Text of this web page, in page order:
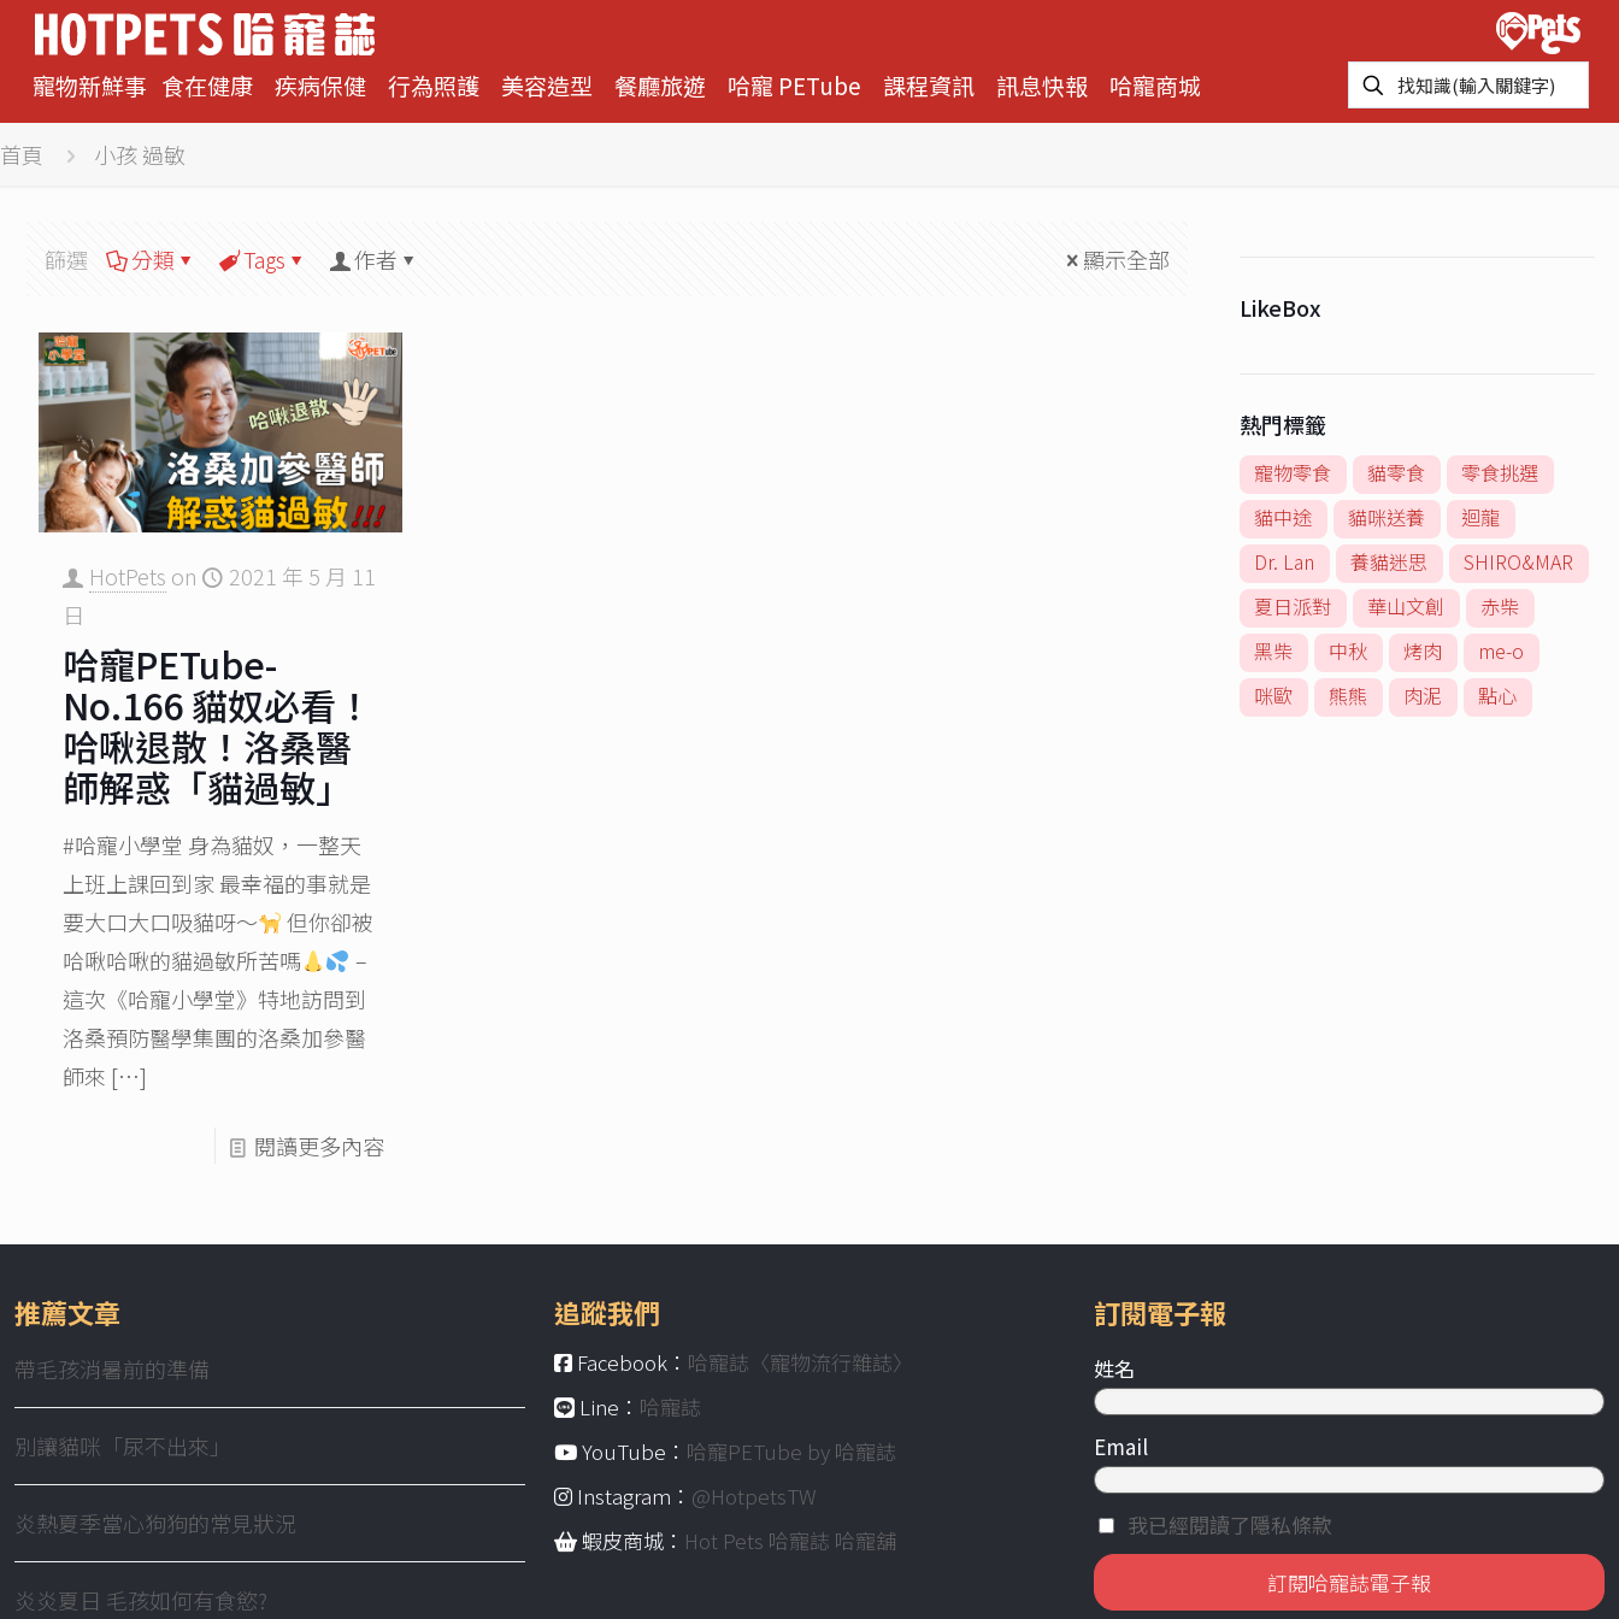
寵物新鮮事 食在健康 疾病保健 行為照護 美容造型 餐廳旅遊 哈寵 PETube 課程資訊 訊息快報 哈寵商城
首頁 小孩 過敏
篩選 分類 Tags 作者 顯示全部
HotPets on
2021 年 5 月 11
日
哈寵PETube-
No.166 貓奴必看！
哈啾退散！洛桑醫
師解惑「貓過敏」
#哈寵小學堂 身為貓奴，一整天
上班上課回到家 最幸福的事就是
要大口大口吸貓呀～
但你卻被
哈啾哈啾的貓過敏​所苦嗎
–
這次《哈寵小學堂》特地訪問到
洛桑預防醫學集團的洛桑加參​醫
師來 […]
閱讀更多內容
LikeBox
熱門標籤
寵物零食 貓零食
零食挑選
貓中途
貓咪送養
迴龍
Dr. Lan
養貓迷思
SHIRO&MAR
夏日派對
華山文創
赤柴
黑柴
中秋 烤肉
me-o
咪歐
熊熊 肉泥 點心
推薦文章
帶毛孩消暑前的準備
別讓貓咪「尿不出來」
炎熱夏季當心狗狗的常見狀況
炎炎夏日 毛孩如何有食慾?
追蹤我們
Facebook： 哈寵誌〈寵物流行雜誌〉
Line： 哈寵誌
YouTube： 哈寵PETube by 哈寵誌
Instagram： @HotpetsTW
蝦皮商城： Hot Pets 哈寵誌 哈寵舖
訂閱電子報
姓名
Email
我已經閱讀了隱私條款